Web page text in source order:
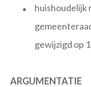
●
huishoudelijk
gewijzigd op
ARGUMENTATIE